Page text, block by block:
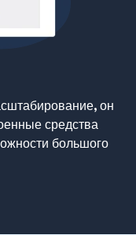
он
средства
большого